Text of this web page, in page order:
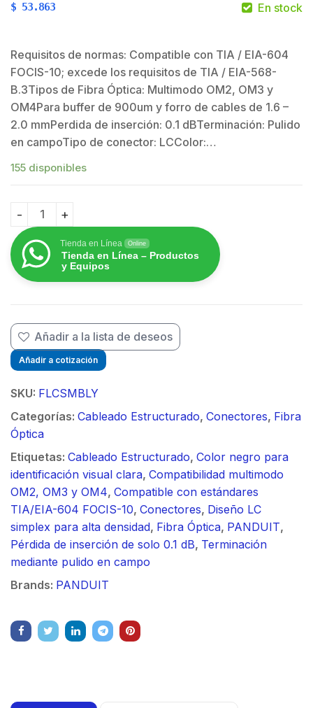
$ $
$ 53.863 En stock
Requisitos de normas: Compatible con TIA / EIA-604
FOCIS-10; excede los requisitos de TIA / EIA-568-
B.3Tipos de Fibra Óptica: Multimodo OM2, OM3 y
OM4Para buffer de 900um y forro de cables de 1.6 –
2.0 mmPerdida de inserción: 0.1 dBTerminación: Pulido
en campoTipo de conector: LCColor:…
155 disponibles
Conector de Fibra Óptica Multimodo OM2, OM3 y
Tienda en Línea Online
Tienda en Línea – Productos
y Equipos
Añadir a la lista de deseos
Añadir a cotización
SKU: FLCSMBLY
Categorías: Cableado Estructurado, Conectores, Fibra
Óptica
Etiquetas: Cableado Estructurado, Color negro para
identificación visual clara, Compatibilidad multimodo
OM2, OM3 y OM4, Compatible con estándares
TIA/EIA-604 FOCIS-10, Conectores, Diseño LC
simplex para alta densidad, Fibra Óptica, PANDUIT,
Pérdida de inserción de solo 0.1 dB, Terminación
mediante pulido en campo
Brands: PANDUIT